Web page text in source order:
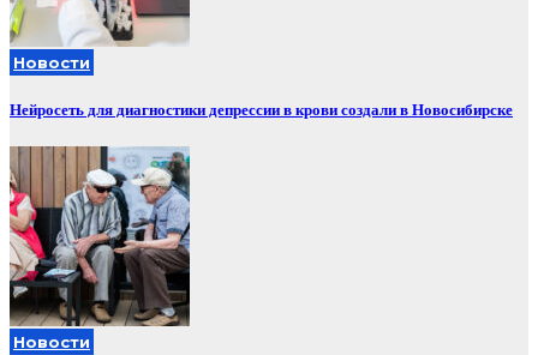
Новости
Нейросеть для диагностики депрессии в крови создали в Новосибирске
Новости